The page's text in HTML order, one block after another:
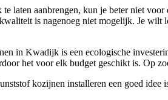
laten aanbrengen, kun je beter niet voor
is nagenoeg niet mogelijk. Je
in Kwadijk is een ecologische
het voor elk budget geschikt is. Op
kozijnen installeren een goed